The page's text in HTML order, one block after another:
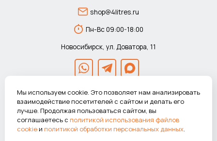
shop@4litres.ru
Пн-Вс 09:00-18:00
Новосибирск, ул. Доватора, 11
© 2026 Автомагазин 4литра.рф Все права защищены.
ВНИМАНИЕ! Указанные цены действуют только при покупке в
Мы используем cookie. Это позволяет нам анализировать
взаимодействие посетителей с сайтом и делать его
лучше. Продолжая пользоваться сайтом, вы
соглашаетесь с политикой использования файлов
cookieи политикой обработки персональных данных.